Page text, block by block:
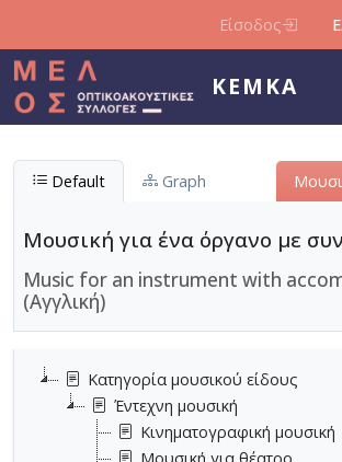
Είσοδος
ΚΕΜΚΑ
Default Graph
Μουσική για ένα όργανο με
Music for an instrument with
(Αγγλική)
Κατηγορία μουσικού είδους
Έντεχνη μουσική
Κινηματογραφική μουσική
Μουσική για θέατρο